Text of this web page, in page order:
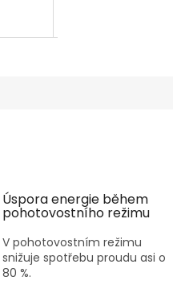
Úspora energie během
pohotovostního režimu
V pohotovostním režimu
snižuje spotřebu proudu asi o
80 %.